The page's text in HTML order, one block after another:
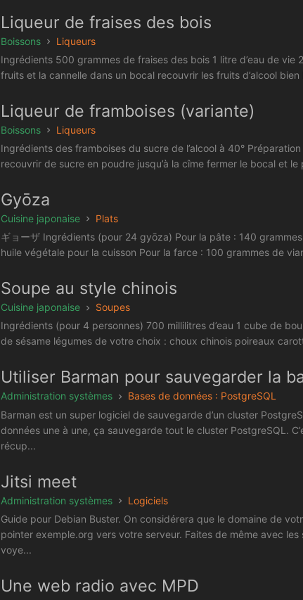
Liqueur de fraises des bois
Boissons
Liqueurs
Ingrédients 500 grammes de fraises des bois 1 litre d’eau de
fruits et la cannelle dans un bocal recouvrir les fruits d’alcool
Liqueur de framboises (variante)
Boissons
Liqueurs
Ingrédients des framboises du sucre de l’alcool à 40°
recouvrir de sucre en poudre jusqu’à la cîme fermer le bocal et
Gyōza
Cuisine japonaise
Plats
ギョーザ Ingrédients (pour 24 gyōza) Pour la pâte : 140
huile végétale pour la cuisson Pour la farce : 100 grammes de
Soupe au style chinois
Cuisine japonaise
Soupes
Ingrédients (pour 4 personnes) 700 millilitres d’eau 1 cube de
de sésame légumes de votre choix : choux chinois poireaux
Utiliser Barman pour sauvegarder la
Administration systèmes
Bases de données : PostgreSQL
Barman est un super logiciel de sauvegarde d’un cluster
données une à une, ça sauvegarde tout le cluster PostgreSQL.
récup...
Jitsi meet
Administration systèmes
Logiciels
Guide pour Debian Buster. On considérera que le domaine de
pointer exemple.org vers votre serveur. Faites de même avec
voye...
Une web radio avec MPD